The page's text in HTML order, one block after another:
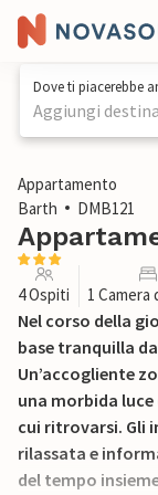
Dove ti piacerebbe
Aggiungi
1 / 20
Appartamento
Barth
DMB121
4 Ospiti 1
Nel corso della
base tranquilla
Un’accogliente
una morbida
cui ritrovarsi. Gli
rilassata e
del tempo